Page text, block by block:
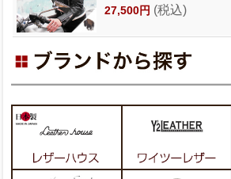
27,500円 (税込)